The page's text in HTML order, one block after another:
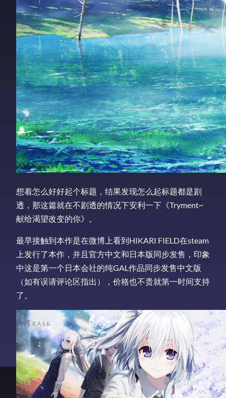
想着怎么好好起个标题，结果发现怎么起标题都是剧
透，那这篇就在不剧透的情况下安利一下《Tryment~
献给渴望改变的你》。
最早接触到本作是在微博上看到HIKARI FIELD在steam
上发行了本作，并且官方中文和日本版同步发售，印象
中这是第一个日本会社的纯GAL作品同步发售中文版
（如有误请评论区指出），价格也不贵就第一时间支持
了。